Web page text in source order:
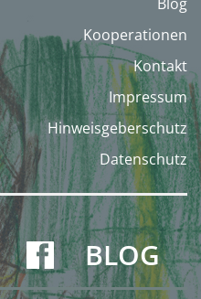
Kooperationen
Kontakt
Impressum
Hinweisgeberschutz
Datenschutz
BLOG